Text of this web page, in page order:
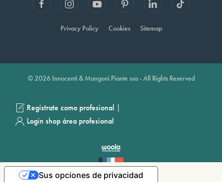
Privacy Policy Cookies Sitemap
© 2026 Innocenti & Mangoni Piante ssa - All Rights Reserved
Regístrate como profesional |
Login shop área profesional
Sus opciones de privacidad